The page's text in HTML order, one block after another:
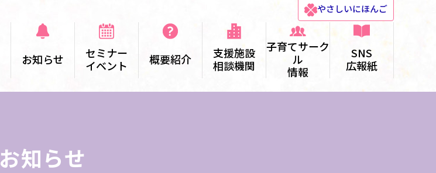
やさしいにほんご
お知らせ
セミナー
イベント
概要紹介
支援施設
相談機関
子育てサーク
ル
情報
SNS
広報紙
お知らせ